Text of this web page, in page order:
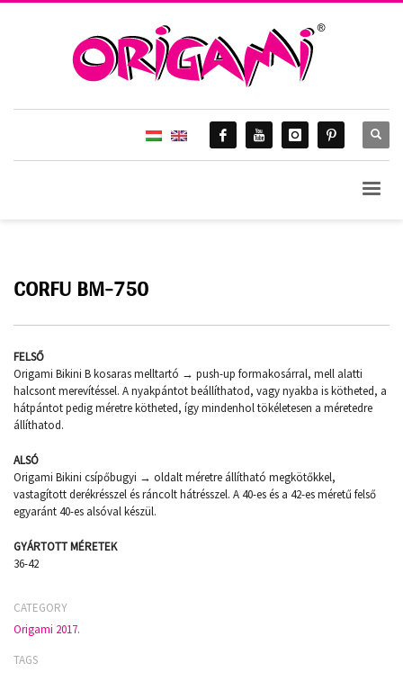
CORFU BM-750
FELSŐ
Origami Bikini B kosaras melltartó → push-up formakosárral, mell alatti
halcsont merevítéssel. A nyakpántot beállíthatod, vagy nyakba is kötheted, a
hátpántot pedig méretre kötheted, így mindenhol tökéletesen a méretedre
állíthatod.
ALSÓ
Origami Bikini csípőbugyi → oldalt méretre állítható megkötőkkel,
vastagított derékrésszel és ráncolt hátrésszel. A 40-es és a 42-es méretű felső
egyaránt 40-es alsóval készül.
GYÁRTOTT MÉRETEK
36-42
CATEGORY
Origami 2017.
TAGS